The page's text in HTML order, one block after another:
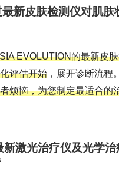
新皮肤检测仪对肌肤
EVOLUTION的最新皮
评估开始 ，展开诊断流程。
烦恼，为您制定最适合的
激光治疗仪及光学治